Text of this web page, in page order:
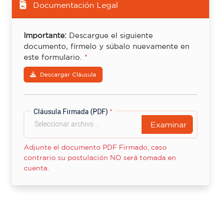
Documentación Legal
Importante: Descargue el siguiente
documento, fírmelo y súbalo nuevamente en
este formulario. *
Descargar Cláusula
Cláusula Firmada (PDF) *
Examinar
Adjunte el documento PDF Firmado, caso
contrario su postulación NO será tomada en
cuenta.